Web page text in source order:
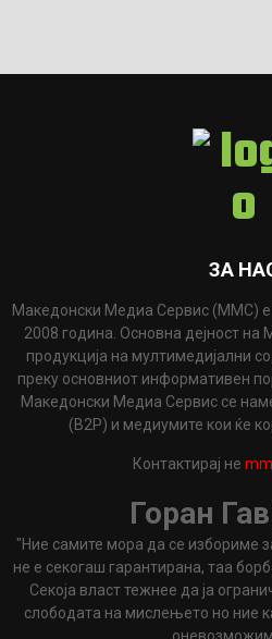
ЗА
Македонски Медиа Сервис (ММС) е
2008 година. Основна дејност
продукција на мултимедијални
преку основниот информативен
Македонски Медиа Сервис се
(B2P) и медиумите кои ќе
Контактирај не
Горан
"Ние самите мора да се избориме
не е секогаш гарантирана, таа
Секоја власт тежнее да ја
слободата на мислењето но ние